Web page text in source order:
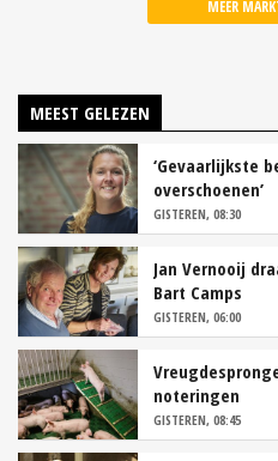
MEER
MEEST GELEZEN
‘Gevaarlijkste
overschoenen’
GISTEREN, 08:30
Jan Vernooij
Bart Camps
GISTEREN, 06:00
noteringen
GISTEREN, 08:45